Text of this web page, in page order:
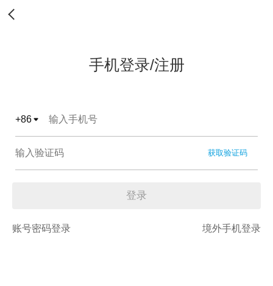
手机登录/注册
+86
获取验证码
登录
账号密码登录 境外手机登录